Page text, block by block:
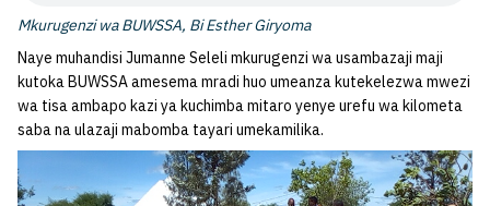
Mkurugenzi wa BUWSSA, Bi Esther Giryoma
Naye muhandisi Jumanne Seleli mkurugenzi wa usambazaji maji
kutoka BUWSSA amesema mradi huo umeanza kutekelezwa mwezi
wa tisa ambapo kazi ya kuchimba mitaro yenye urefu wa kilometa
saba na ulazaji mabomba tayari umekamilika.